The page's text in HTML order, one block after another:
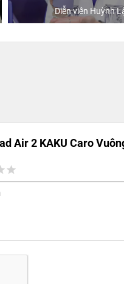
Diễn viên Huỳnh
Air 2 KAKU Caro